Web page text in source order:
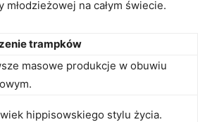
na całym świecie.
trampków
masowe produkcje w obuwiu
wiek ‌hippisowskiego stylu ​życia.